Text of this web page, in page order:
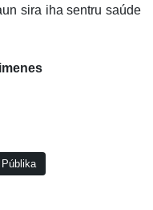
sira iha sentru saúde